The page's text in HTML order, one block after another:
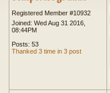
Registered Member #10932
Joined: Wed Aug 31 2016,
08:44PM
Posts: 53
Thanked 3 time in 3 post